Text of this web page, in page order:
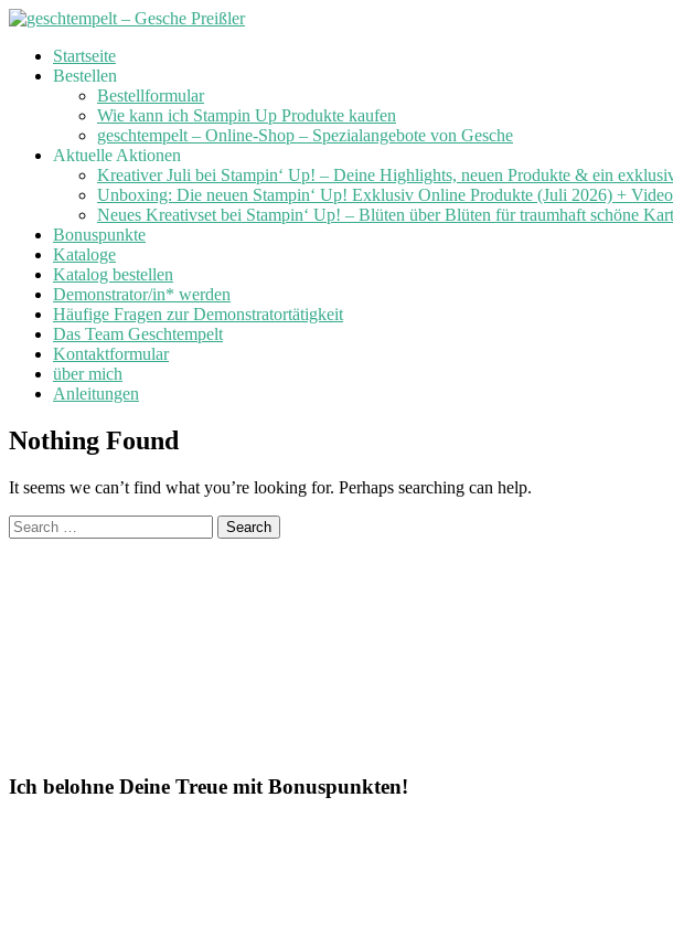
Skip
Startseite
Bestellen
Bestellformular
Wie kann ich Stampin Up Produkte kaufen
geschtempelt – Online-Shop – Spezialangebote von Gesche
Aktuelle Aktionen
Kreativer Juli bei Stampin‘ Up! – Deine Highlights, neuen Produkte & ein
Unboxing: Die neuen Stampin‘ Up! Exklusiv Online Produkte (Juli 2026) +
Neues Kreativset bei Stampin‘ Up! – Blüten über Blüten für traumhaft schöne
Bonuspunkte
Kataloge
Katalog bestellen
Demonstrator/in* werden
Häufige Fragen zur Demonstratortätigkeit
Das Team Geschtempelt
Kontaktformular
über mich
Anleitungen
Nothing Found
It seems we can’t find what you’re looking for. Perhaps searching can help.
Search
for:
Ich belohne Deine Treue mit Bonuspunkten!